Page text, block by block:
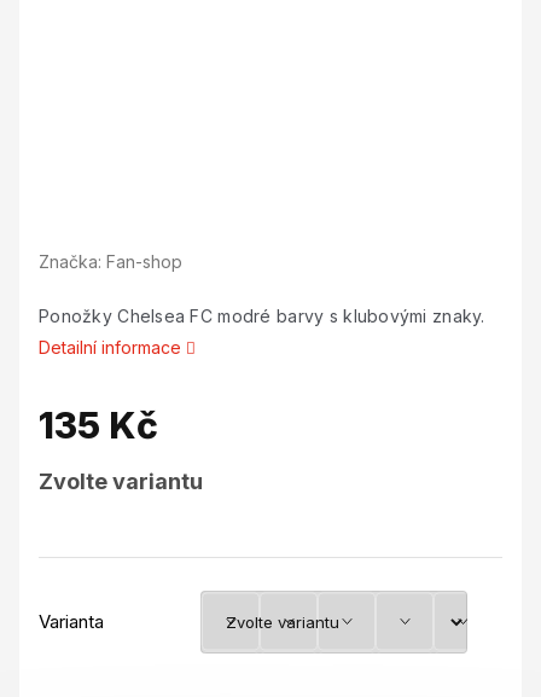
Značka: Fan-shop
Ponožky Chelsea FC modré barvy s klubovými znaky.
Detailní informace
135 Kč
cena:
Zvolte variantu
Varianta